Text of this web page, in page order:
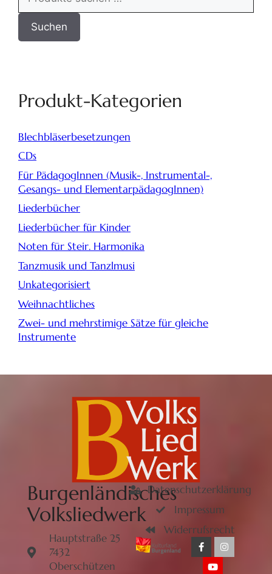
Suchen
Produkt-Kategorien
Blechbläserbesetzungen
CDs
Für PädagogInnen (Musik-, Instrumental-,
Gesangs- und ElementarpädagogInnen)
Liederbücher
Liederbücher für Kinder
Noten für Steir. Harmonika
Tanzmusik und Tanzlmusi
Unkategorisiert
Weihnachtliches
Zwei- und mehrstimige Sätze für gleiche
Instrumente
Burgenländisches
Volksliedwerk
Hauptstraße 25
7432
Oberschützen
Datenschutzerklärung
Impressum
Widerrufsrecht